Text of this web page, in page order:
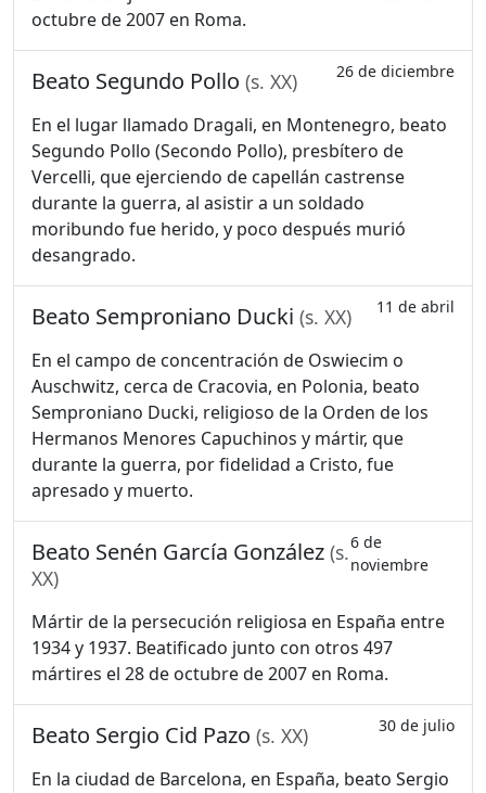
octubre de 2007 en Roma.
Beato Segundo Pollo (s. XX) 26 de diciembre
En el lugar llamado Dragali, en Montenegro, beato
Segundo Pollo (Secondo Pollo), presbítero de
Vercelli, que ejerciendo de capellán castrense
durante la guerra, al asistir a un soldado
moribundo fue herido, y poco después murió
desangrado.
Beato Semproniano Ducki (s. XX) 11 de abril
En el campo de concentración de Oswiecim o
Auschwitz, cerca de Cracovia, en Polonia, beato
Semproniano Ducki, religioso de la Orden de los
Hermanos Menores Capuchinos y mártir, que
durante la guerra, por fidelidad a Cristo, fue
apresado y muerto.
Beato Senén García González (s.
XX)
6 de
noviembre
Mártir de la persecución religiosa en España entre
1934 y 1937. Beatificado junto con otros 497
mártires el 28 de octubre de 2007 en Roma.
Beato Sergio Cid Pazo (s. XX) 30 de julio
En la ciudad de Barcelona, en España, beato Sergio